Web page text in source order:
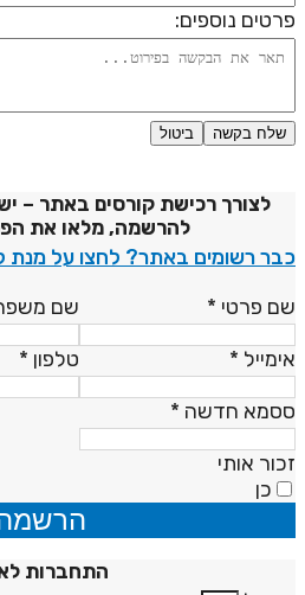
נוספים:
שלח בקשה ביטול
לצורך רכישת קורסים באתר –
להרשמה, מלאו את
רשומים באתר? לחצו על מנת
פרטי* שם
* טלפון*
חדשה*
אותי
כן
הרשמה
התחברות